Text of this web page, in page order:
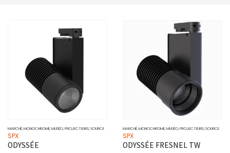
MARCHÉ,MONOCHROME,MUSÉO,PROJECTEURS,SOURCE
SPX
ODYSSÉE
MARCHÉ,MONOCHROME,MUSÉO,PROJECTEURS,SOURCE
SPX
ODYSSÉE FRESNEL TW